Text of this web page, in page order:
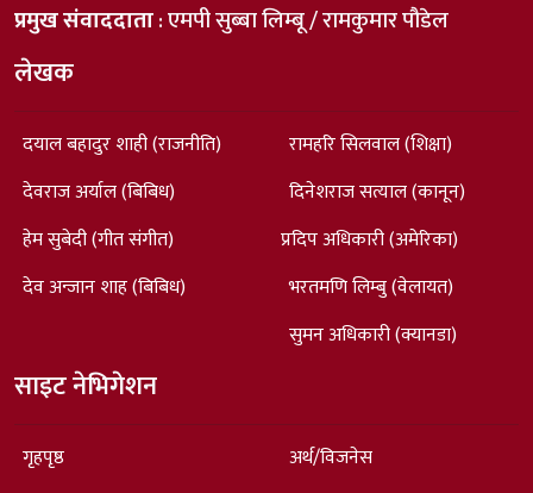
प्रमुख संवाददाता: एमपी सुब्बा लिम्बू / रामकुमार पौडेल
लेखक
दयाल बहादुर शाही (राजनीति)
देवराज अर्याल (बिबिध)
हेम सुबेदी (गीत संगीत)
देव अन्जान शाह (बिबिध)
रामहरि सिलवाल (शिक्षा)
दिनेशराज सत्याल (कानून)
प्रदिप अधिकारी (अमेरिका)
भरतमणि लिम्बु (वेलायत)
सुमन अधिकारी (क्यानडा)
साइट नेभिगेशन
गृहपृष्ठ
अर्थ/विजनेस